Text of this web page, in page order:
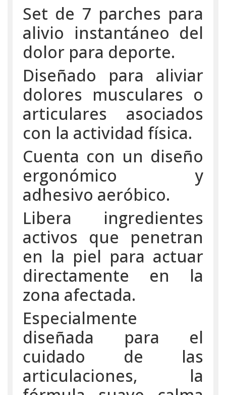
Set de 7 parches para
alivio instantáneo del
dolor para deporte.
Diseñado para aliviar
dolores musculares o
articulares asociados
con la actividad física.
Cuenta con un diseño
ergonómico y
adhesivo aeróbico.
Libera ingredientes
activos que penetran
en la piel para actuar
directamente en la
zona afectada.
Especialmente
diseñada para el
cuidado de las
articulaciones, la